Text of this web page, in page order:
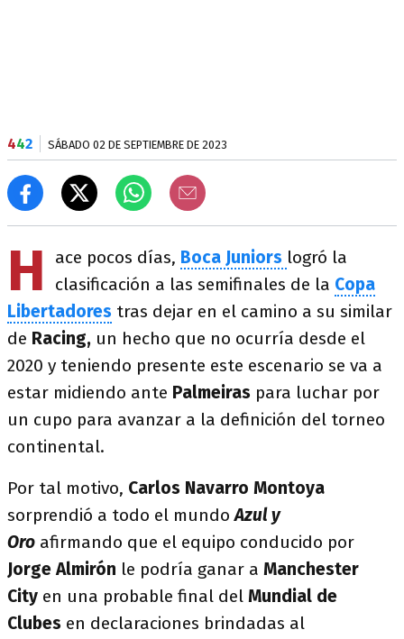
442 SÁBADO 02 DE SEPTIEMBRE DE 2023
H ace pocos días, Boca Juniors logró la
clasificación a las semifinales de la Copa
Libertadores tras dejar en el camino a su similar
de Racing, un hecho que no ocurría desde el
2020 y teniendo presente este escenario se va a
estar midiendo ante Palmeiras para luchar por
un cupo para avanzar a la definición del torneo
continental.
Por tal motivo, Carlos Navarro Montoya
sorprendió a todo el mundoAzul y
Oro afirmando que el equipo conducido por
Jorge Almirón le podría ganar a Manchester
City en una probable final del Mundial de
Clubes en declaraciones brindadas al